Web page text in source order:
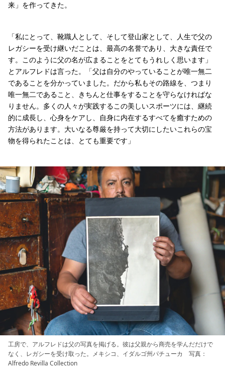
来」を作ってきた。
「私にとって、靴職人として、そして登山家として、人生で父の
レガシーを受け継いだことは、最高の名誉であり、大きな責任で
す。このように父の名が広まることをとてもうれしく思います」
とアルフレドは言った。「父は自分のやっていることが唯一無二
であることを分かっていました。だから私もその路線を、つまり
唯一無二であること、きちんと仕事をすることを守らなければな
りません。多くの人々が実践するこの美しいスポーツには、継続
的に成長し、心身をケアし、自身に内在するすべてを癒すための
方法があります。大いなる尊厳を持って大切にしたいこれらの宝
物を得られたことは、とても重要です」
工房で、アルフレドは父の写真を掲げる。彼は父親から商売を学んだだけで
なく、レガシーを受け取った。メキシコ、イダルゴ州パチューカ 写真：
Alfredo Revilla Collection